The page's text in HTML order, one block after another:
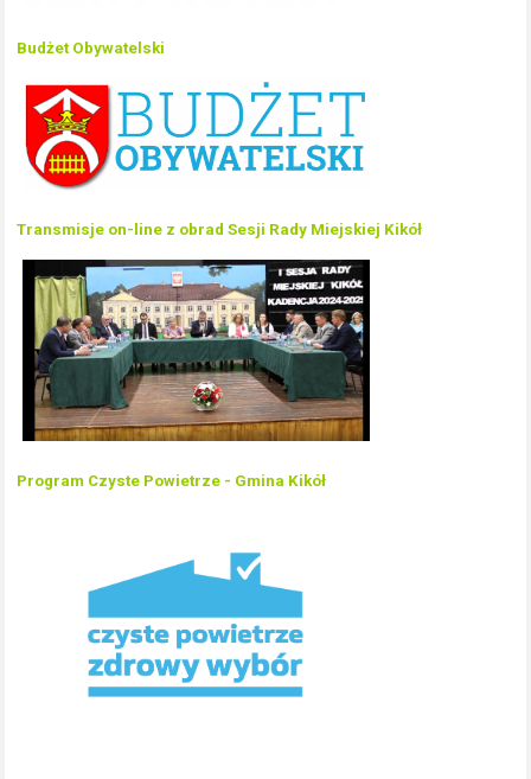
Budżet Obywatelski
Transmisje on-line z obrad Sesji Rady Miejskiej Kikół
Program Czyste Powietrze - Gmina Kikół